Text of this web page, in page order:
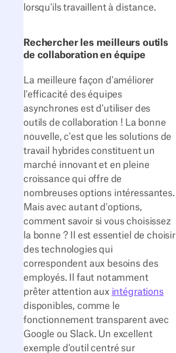
lorsqu'ils travaillent à distance.
Rechercher les meilleurs outils
de collaboration en équipe
La meilleure façon d'améliorer
l'efficacité des équipes
asynchrones est d'utiliser des
outils de collaboration ! La bonne
nouvelle, c'est que les solutions de
travail hybrides constituent un
marché innovant et en pleine
croissance qui offre de
nombreuses options intéressantes.
Mais avec autant d'options,
comment savoir si vous choisissez
la bonne ? Il est essentiel de choisir
des technologies qui
correspondent aux besoins des
employés. Il faut notamment
prêter attention aux intégrations
disponibles, comme le
fonctionnement transparent avec
Google ou Slack. Un excellent
exemple d'outil centré sur